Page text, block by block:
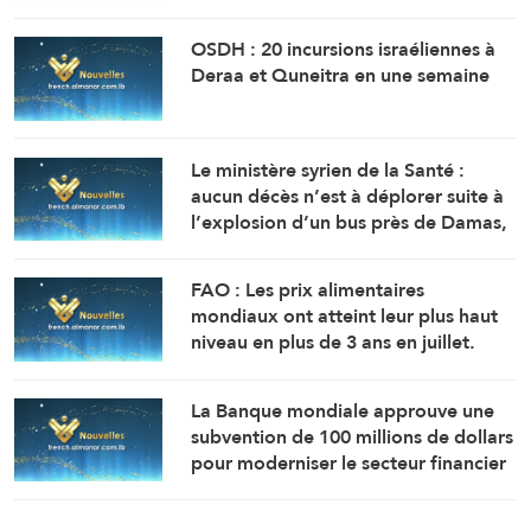
OSDH : 20 incursions israéliennes à
Deraa et Quneitra en une semaine
Le ministère syrien de la Santé :
aucun décès n’est à déplorer suite à
l’explosion d’un bus près de Damas,
FAO : Les prix alimentaires
mondiaux ont atteint leur plus haut
niveau en plus de 3 ans en juillet.
La Banque mondiale approuve une
subvention de 100 millions de dollars
pour moderniser le secteur financier